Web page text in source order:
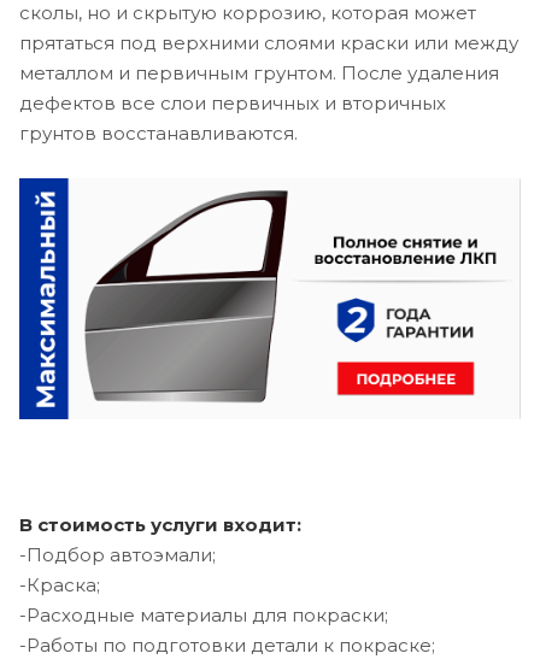
сколы, но и скрытую коррозию, которая может
прятаться под верхними слоями краски или между
металлом и первичным грунтом. После удаления
дефектов все слои первичных и вторичных
грунтов восстанавливаются.
В стоимость услуги входит:
-Подбор автоэмали;
-Краска;
-Расходные материалы для покраски;
-Работы по подготовки детали к покраске;